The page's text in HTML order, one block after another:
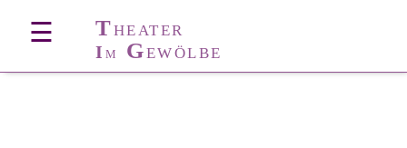
☰ THEATER
I M GEWÖLBE